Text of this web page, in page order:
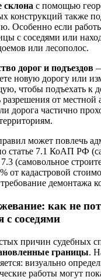
склона с помощью
конструкций также
Особенно если
с соседями или
или лесополос.
дорог и подъездов
новую дорогу или
чтобы подъехать к
разрешения от
дорога частично
может повлечь
статье 7.1 КоАП РФ
7.3 (самовольное
от кадастровой
демонтажа
как не
с соседями
причин судебных
границы.
визуально
работы могут